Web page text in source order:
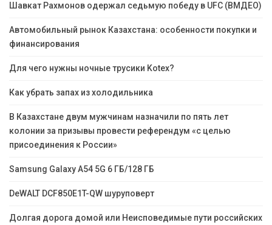
Шавкат Рахмонов одержал седьмую победу в UFC (ВМДЕО)
Автомобильный рынок Казахстана: особенности покупки и
финансирования
Для чего нужны ночные трусики Kotex?
Как убрать запах из холодильника
В Казахстане двум мужчинам назначили по пять лет
колонии за призывы провести референдум «с целью
присоединения к России»
Samsung Galaxy A54 5G 6 ГБ/128 ГБ
DeWALT DCF850E1T-QW шуруповерт
Долгая дорога домой или Неисповедимые пути российских